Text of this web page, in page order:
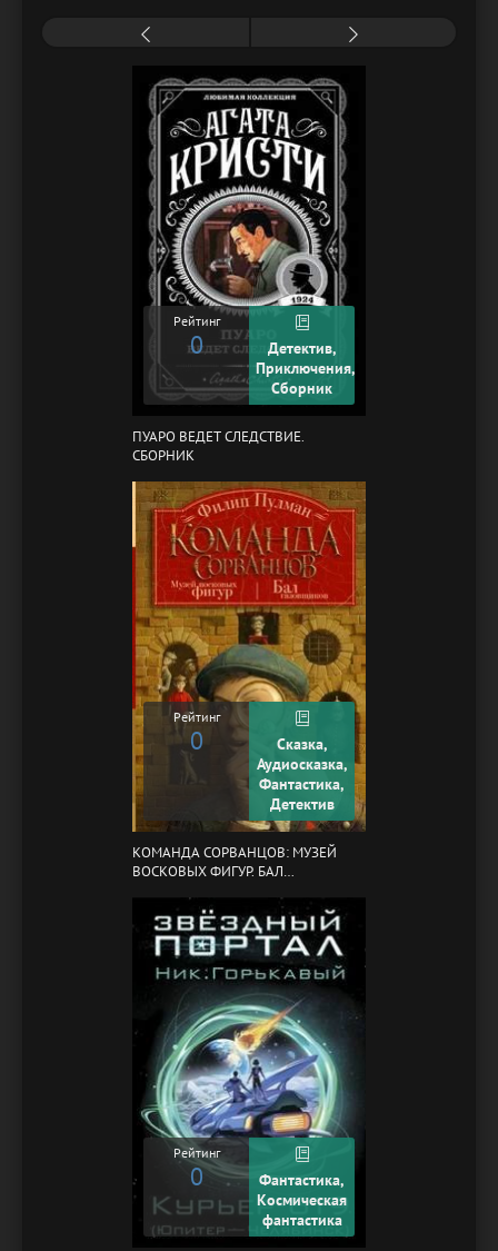
Рейтинг
0
Детектив,
Приключения,
Сборник
ПУАРО ВЕДЕТ СЛЕДСТВИЕ.
СБОРНИК
Рейтинг
0
Сказка,
Аудиосказка,
Фантастика,
Детектив
КОМАНДА СОРВАНЦОВ: МУЗЕЙ
ВОСКОВЫХ ФИГУР. БАЛ
Рейтинг
0
Фантастика,
Космическая
фантастика